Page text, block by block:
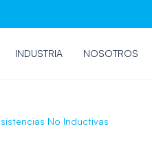
INDUSTRIA NOSOTROS
No Inductivas